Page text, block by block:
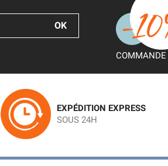
COMMANDE
EXPÉDITION EXPRESS
SOUS 24H